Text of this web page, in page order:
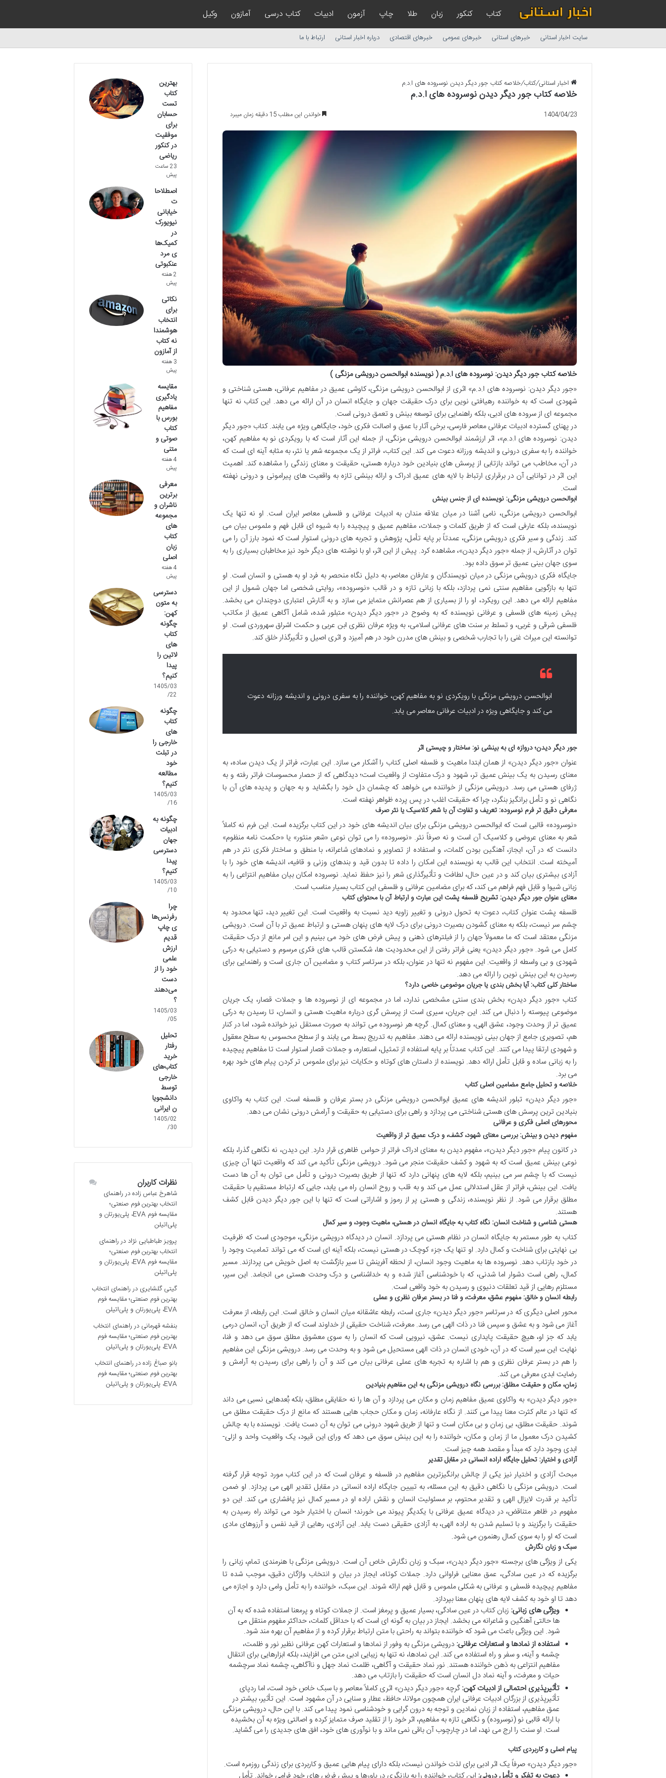
کتاب کنکور زبان طلا چاپ آزمون ادبیات کتاب درسی آمازون وکیل
سایت اخبار استانی خبرهای استانی خبرهای عمومی خبرهای اقتصادی درباره اخبار استانی ارتباط با ما
اخبار استانی/کتاب/خلاصه کتاب جور دیگر دیدن نوسروده های ا.د.م
خلاصه کتاب جور دیگر دیدن نوسروده های ا.د.م
1404/04/23 خواندن این مطلب 15 دقیقه زمان میبرد
خلاصه کتاب جور دیگر دیدن: نوسروده های ا.د.م ( نویسنده ابوالحسن درویشی مزنگی )
«جور دیگر دیدن: نوسروده های ا.د.م» اثری از ابوالحسن درویشی مزنگی، کاوشی عمیق در مفاهیم عرفانی، هستی شناختی و
شهودی است که به خواننده رهیافتی نوین برای درک حقیقت جهان و جایگاه انسان در آن ارائه می دهد. این کتاب نه تنها
مجموعه ای از سروده های ادبی، بلکه راهنمایی برای توسعه بینش و تعمق درونی است.
در پهنای گسترده ادبیات عرفانی معاصر فارسی، برخی آثار با عمق و اصالت فکری خود، جایگاهی ویژه می یابند. کتاب «جور دیگر
دیدن: نوسروده های ا.د.م»، اثر ارزشمند ابوالحسن درویشی مزنگی، از جمله این آثار است که با رویکردی نو به مفاهیم کهن،
خواننده را به سفری درونی و اندیشه ورزانه دعوت می کند. این کتاب، فراتر از یک مجموعه شعر یا نثر، به مثابه آینه ای است که
در آن، مخاطب می تواند بازتابی از پرسش های بنیادین خود درباره هستی، حقیقت و معنای زندگی را مشاهده کند. اهمیت
این اثر در توانایی آن در برقراری ارتباط با لایه های عمیق ادراک و ارائه بینشی تازه به واقعیت های پیرامونی و درونی نهفته
است.
ابوالحسن درویشی مزنگی: نویسنده ای از جنس بینش
ابوالحسن درویشی مزنگی، نامی آشنا در میان علاقه مندان به ادبیات عرفانی و فلسفی معاصر ایران است. او نه تنها یک
نویسنده، بلکه عارفی است که از طریق کلمات و جملات، مفاهیم عمیق و پیچیده را به شیوه ای قابل فهم و ملموس بیان می
کند. زندگی و سیر فکری درویشی مزنگی، عمدتاً بر پایه تأمل، پژوهش و تجربه های درونی استوار است که نمود بارز آن را می
توان در آثارش، از جمله «جور دیگر دیدن»، مشاهده کرد. پیش از این اثر، او با نوشته های دیگر خود نیز مخاطبان بسیاری را به
سوی جهان بینی عمیق تر سوق داده بود.
جایگاه فکری درویشی مزنگی در میان نویسندگان و عارفان معاصر، به دلیل نگاه منحصر به فرد او به هستی و انسان است. او
تنها به بازگویی مفاهیم سنتی نمی پردازد، بلکه با زبانی تازه و در قالب «نوسروده»، روایتی شخصی اما جهان شمول از این
مفاهیم ارائه می دهد. این رویکرد، او را از بسیاری از هم عصرانش متمایز می سازد و به آثارش اعتباری دوچندان می بخشد.
پیش زمینه های فلسفی و عرفانی نویسنده که به وضوح در «جور دیگر دیدن» متبلور شده، شامل آگاهی عمیق از مکاتب
فلسفی شرقی و غربی، و تسلط بر سنت های عرفانی اسلامی، به ویژه عرفان نظری ابن عربی و حکمت اشراق سهروردی است. او
توانسته این میراث غنی را با تجارب شخصی و بینش های مدرن خود در هم آمیزد و اثری اصیل و تأثیرگذار خلق کند.
ابوالحسن درویشی مزنگی با رویکردی نو به مفاهیم کهن، خواننده را به سفری درونی و اندیشه ورزانه دعوت
می کند و جایگاهی ویژه در ادبیات عرفانی معاصر می یابد.
جور دیگر دیدن؛ دروازه ای به بینشی نو: ساختار و چیستی اثر
عنوان «جور دیگر دیدن» از همان ابتدا ماهیت و فلسفه اصلی کتاب را آشکار می سازد. این عبارت، فراتر از یک دیدن ساده، به
معنای رسیدن به یک بینش عمیق تر، شهود و درک متفاوت از واقعیت است؛ دیدگاهی که از حصار محسوسات فراتر رفته و به
ژرفای هستی می رسد. درویشی مزنگی از خواننده می خواهد که چشمان دل خود را بگشاید و به جهان و پدیده های آن با
نگاهی نو و تأمل برانگیز بنگرد، چرا که حقیقت اغلب در پس پرده ظواهر نهفته است.
معرفی دقیق تر فرم نوسروده: تعریف و تفاوت آن با شعر کلاسیک یا نثر صرف
«نوسروده» قالبی است که ابوالحسن درویشی مزنگی برای بیان اندیشه های خود در این کتاب برگزیده است. این فرم نه کاملاً
شعر به معنای عروضی و کلاسیک آن است و نه صرفاً نثر. «نوسروده» را می توان نوعی «شعر منثور» یا «حکمت نامه منظوم»
دانست که در آن، ایجاز، آهنگین بودن کلمات، و استفاده از تصاویر و نمادهای شاعرانه، با منطق و ساختار فکری نثر در هم
آمیخته است. انتخاب این قالب به نویسنده این امکان را داده تا بدون قید و بندهای وزنی و قافیه، اندیشه های خود را با
آزادی بیشتری بیان کند و در عین حال، لطافت و تأثیرگذاری شعر را نیز حفظ نماید. نوسروده امکان بیان مفاهیم انتزاعی را به
زبانی شیوا و قابل فهم فراهم می کند، که برای مضامین عرفانی و فلسفی این کتاب بسیار مناسب است.
معنای عنوان جور دیگر دیدن: تشریح فلسفه پشت این عبارت و ارتباط آن با محتوای کتاب
فلسفه پشت عنوان کتاب، دعوت به تحول درونی و تغییر زاویه دید نسبت به واقعیت است. این تغییر دید، تنها محدود به
چشم سر نیست، بلکه به معنای گشودن بصیرت درونی برای درک لایه های پنهان هستی و ارتباط عمیق تر با آن است. درویشی
مزنگی معتقد است که ما معمولاً جهان را از فیلترهای ذهنی و پیش فرض های خود می بینیم و این امر مانع از درک حقیقت
کامل می شود. «جور دیگر دیدن» یعنی فراتر رفتن از این محدودیت ها، شکستن قالب های فکری مرسوم و دستیابی به درکی
شهودی و بی واسطه از واقعیت. این مفهوم نه تنها در عنوان، بلکه در سرتاسر کتاب و مضامین آن جاری است و راهنمایی برای
رسیدن به این بینش نوین را ارائه می دهد.
ساختار کلی کتاب: آیا بخش بندی یا جریان موضوعی خاصی دارد؟
کتاب «جور دیگر دیدن» بخش بندی سنتی مشخصی ندارد، اما در مجموعه ای از نوسروده ها و جملات قصار، یک جریان
موضوعی پیوسته را دنبال می کند. این جریان، سیری است از پرسش گری درباره ماهیت هستی و انسان، تا رسیدن به درکی
عمیق تر از وحدت وجود، عشق الهی، و معنای کمال. گرچه هر نوسروده می تواند به صورت مستقل نیز خوانده شود، اما در کنار
هم، تصویری جامع از جهان بینی نویسنده ارائه می دهند. مفاهیم به تدریج بسط می یابند و از سطح محسوس به سطح معقول
و شهودی ارتقا پیدا می کنند. این کتاب عمدتاً بر پایه استفاده از تمثیل، استعاره، و جملات قصار استوار است تا مفاهیم پیچیده
را به زبانی ساده و قابل تأمل ارائه دهد. نویسنده از داستان های کوتاه و حکایات نیز برای ملموس تر کردن پیام های خود بهره
می برد.
خلاصه و تحلیل جامع مضامین اصلی کتاب
«جور دیگر دیدن» تبلور اندیشه های عمیق ابوالحسن درویشی مزنگی در بستر عرفان و فلسفه است. این کتاب به واکاوی
بنیادین ترین پرسش های هستی شناختی می پردازد و راهی برای دستیابی به حقیقت و آرامش درونی نشان می دهد.
محورهای اصلی فکری و عرفانی
مفهوم دیدن و بینش: بررسی معنای شهود، کشف، و درک عمیق تر از واقعیت
در کانون پیام «جور دیگر دیدن»، مفهوم دیدن به معنای ادراک فراتر از حواس ظاهری قرار دارد. این دیدن، نه نگاهی گذرا، بلکه
نوعی بینش عمیق است که به شهود و کشف حقیقت منجر می شود. درویشی مزنگی تأکید می کند که واقعیت تنها آن چیزی
نیست که با چشم سر می بینیم، بلکه لایه های پنهانی دارد که تنها از طریق بصیرت درونی و تأمل می توان به آن ها دست
یافت. این بینش، فراتر از عقل استدلالی عمل می کند و به قلب و روح انسان راه می یابد، جایی که ارتباط مستقیم با حقیقت
مطلق برقرار می شود. از نظر نویسنده، زندگی و هستی پر از رموز و اشاراتی است که تنها با این جور دیگر دیدن قابل کشف
هستند.
هستی شناسی و شناخت انسان: نگاه کتاب به جایگاه انسان در هستی، ماهیت وجود، و سیر کمال
کتاب به طور مستمر به جایگاه انسان در نظام هستی می پردازد. انسان در دیدگاه درویشی مزنگی، موجودی است که ظرفیت
بی نهایتی برای شناخت و کمال دارد. او تنها یک جزء کوچک در هستی نیست، بلکه آینه ای است که می تواند تمامیت وجود را
در خود بازتاب دهد. نوسروده ها به ماهیت وجود انسان، از لحظه آفرینش تا سیر بازگشت به اصل خویش می پردازند. مسیر
کمال، راهی است دشوار اما شدنی، که با خودشناسی آغاز شده و به خداشناسی و درک وحدت هستی می انجامد. این سیر،
مستلزم رهایی از قید تعلقات دنیوی و رسیدن به خود واقعی است.
رابطه انسان و خالق: مفهوم عشق، معرفت، و فنا در بستر عرفان نظری و عملی
محور اصلی دیگری که در سرتاسر «جور دیگر دیدن» جاری است، رابطه عاشقانه میان انسان و خالق است. این رابطه، از معرفت
آغاز می شود و به عشق و سپس فنا در ذات الهی می رسد. معرفت، شناخت حقیقی از خداوند است که از طریق آن، انسان درمی
یابد که جز او، هیچ حقیقت پایداری نیست. عشق، نیرویی است که انسان را به سوی معشوق مطلق سوق می دهد و فنا،
نهایت این سیر است که در آن، خودی انسان در ذات الهی مستحیل می شود و به وحدت می رسد. درویشی مزنگی این مفاهیم
را هم در بستر عرفان نظری و هم با اشاره به تجربه های عملی عرفانی بیان می کند و آن را راهی برای رسیدن به آرامش و
رضایت ابدی معرفی می کند.
زمان، مکان و حقیقت مطلق: بررسی نگاه درویشی مزنگی به این مفاهیم بنیادین
«جور دیگر دیدن» به واکاوی عمیق مفاهیم زمان و مکان می پردازد و آن ها را نه حقایقی مطلق، بلکه بُعدهایی نسبی می داند
که تنها در عالم کثرت معنا پیدا می کنند. از نگاه عارفانه، زمان و مکان حجاب هایی هستند که مانع از درک حقیقت مطلق می
شوند. حقیقت مطلق، بی زمان و بی مکان است و تنها از طریق شهود درونی می توان به آن دست یافت. نویسنده با به چالش
کشیدن درک معمول ما از زمان و مکان، خواننده را به این بینش سوق می دهد که ورای این قیود، یک واقعیت واحد و ازلی-
ابدی وجود دارد که مبدأ و مقصد همه چیز است.
آزادی و اختیار: تحلیل جایگاه اراده انسانی در مقابل تقدیر
مبحث آزادی و اختیار نیز یکی از چالش برانگیزترین مفاهیم در فلسفه و عرفان است که در این کتاب مورد توجه قرار گرفته
است. درویشی مزنگی با نگاهی دقیق به این مسئله، به تبیین جایگاه اراده انسانی در مقابل تقدیر الهی می پردازد. او ضمن
تأکید بر قدرت لایزال الهی و تقدیر محتوم، بر مسئولیت انسان و نقش اراده او در مسیر کمال نیز پافشاری می کند. این دو
مفهوم در ظاهر متناقض، در دیدگاه عمیق عرفانی با یکدیگر پیوند می خورند؛ انسان با اختیار خود می تواند راه رسیدن به
حقیقت را برگزیند و با تسلیم شدن به اراده الهی، به آزادی حقیقی دست یابد. این آزادی، رهایی از قید نفس و آرزوهای مادی
است که او را به سوی کمال رهنمون می شود.
سبک و زبان نگارش
یکی از ویژگی های برجسته «جور دیگر دیدن»، سبک و زبان نگارش خاص آن است. درویشی مزنگی با هنرمندی تمام، زبانی را
برگزیده که در عین سادگی، عمق معنایی فراوانی دارد. جملات کوتاه، ایجاز در بیان و انتخاب واژگان دقیق، موجب شده تا
مفاهیم پیچیده فلسفی و عرفانی به شکلی ملموس و قابل فهم ارائه شوند. این سبک، خواننده را به تأمل وامی دارد و اجازه می
دهد تا او خود به کشف لایه های پنهان معنا بپردازد.
ویژگی های زبانی: زبان کتاب در عین سادگی، بسیار عمیق و پرمغز است. از جملات کوتاه و پرمعنا استفاده شده که به آن
ها حالتی آهنگین و شاعرانه می بخشد. ایجاز در بیان به گونه ای است که با حداقل کلمات، حداکثر مفهوم منتقل می
شود. این ویژگی باعث می شود که خواننده بتواند به راحتی با متن ارتباط برقرار کرده و از مفاهیم آن بهره مند شود.
استفاده از نمادها و استعارات عرفانی: درویشی مزنگی به وفور از نمادها و استعارات کهن عرفانی نظیر نور و ظلمت،
چشمه و آینه، و سفر و راه استفاده می کند. این نمادها، نه تنها به زیبایی ادبی متن می افزایند، بلکه ابزارهایی برای انتقال
مفاهیم انتزاعی به ذهن خواننده هستند. نور نماد حقیقت و آگاهی، ظلمت نماد جهل و ناآگاهی، چشمه نماد سرچشمه
حیات و معرفت، و آینه نماد دل انسان است که حقیقت را بازتاب می دهد.
تأثیرپذیری احتمالی از ادبیات کهن:گرچه «جور دیگر دیدن» اثری کاملاً معاصر و با سبک خاص خود است، اما ردپای
تأثیرپذیری از بزرگان ادبیات عرفانی ایران همچون مولانا، حافظ، عطار و سنایی در آن مشهود است. این تأثیر، بیشتر در
عمق مفاهیم، استفاده از زبان نمادین و توجه به درون گرایی و خودشناسی نمود پیدا می کند. با این حال، درویشی مزنگی
با ارائه قالبی نو (نوسروده) و نگاهی تازه به مفاهیم، اثر خود را از تقلید صرف متمایز کرده و اصالتی ویژه به آن بخشیده
است. او سنت را ارج می نهد، اما در چارچوب آن باقی نمی ماند و با نوآوری های خود، افق های جدیدی را می گشاید.
پیام اصلی و کاربردی کتاب
«جور دیگر دیدن» صرفاً یک اثر ادبی برای لذت خواندن نیست، بلکه دارای پیام هایی عمیق و کاربردی برای زندگی روزمره است.
بهترین
کتاب
تست
حسابان
برای
موفقیت
در کنکور
ریاضی
23 ساعت
پیش
اصطلاحا
ت
خیابانی
نیویورک
در
کمیک‌ها
ی مرد
عنکبوتی
2 هفته
پیش
نکاتی
برای
انتخاب
هوشمندا
نه کتاب
از آمازون
3 هفته
پیش
مقایسه
یادگیری
مفاهیم
بورس با
کتاب
صوتی و
متنی
4 هفته
پیش
معرفی
برترین
ناشران و
مجموعه
های
کتاب
زبان
اصلی
4 هفته
پیش
دسترسی
به متون
کهن:
چگونه
کتاب
های
لاتین را
پیدا
کنیم؟
1405/03
/22
چگونه
کتاب
های
خارجی را
در تبلت
خود
مطالعه
کنیم؟
1405/03
/16
چگونه به
ادبیات
جهان
دسترسی
پیدا
کنیم؟
1405/03
/10
چرا
رفرنس‌ها
ی چاپ
قدیم
ارزش
علمی
خود را از
دست
می‌دهند
؟
1405/03
/05
تحلیل
رفتار
خرید
کتاب‌های
خارجی
توسط
دانشجویا
ن ایرانی
1405/02
/30
نظرات کاربران
شاهرخ عباس زادهدرراهنمای
انتخاب بهترین فوم صنعتی؛
مقایسه فوم EVA، پلی‌یورتان و
پلی‌اتیلن
پرویز طباطبایی نژاد درراهنمای
انتخاب بهترین فوم صنعتی؛
مقایسه فوم EVA، پلی‌یورتان و
پلی‌اتیلن
گیتی گلشایری درراهنمای انتخاب
بهترین فوم صنعتی؛ مقایسه فوم
EVA، پلی‌یورتان و پلی‌اتیلن
بنفشه قهرمانی درراهنمای انتخاب
بهترین فوم صنعتی؛ مقایسه فوم
EVA، پلی‌یورتان و پلی‌اتیلن
بانو صباغ زادهدرراهنمای انتخاب
بهترین فوم صنعتی؛ مقایسه فوم
EVA، پلی‌یورتان و پلی‌اتیلن